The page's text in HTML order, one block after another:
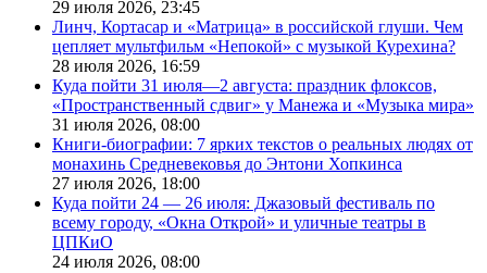
29 июля 2026, 23:45
Линч, Кортасар и «Матрица» в российской глуши. Чем
цепляет мультфильм «Непокой» с музыкой Курехина?
28 июля 2026, 16:59
Куда пойти 31 июля—2 августа: праздник флоксов,
«Пространственный сдвиг» у Манежа и «Музыка мира»
31 июля 2026, 08:00
Книги-биографии: 7 ярких текстов о реальных людях от
монахинь Средневековья до Энтони Хопкинса
27 июля 2026, 18:00
Куда пойти 24 — 26 июля: Джазовый фестиваль по
всему городу, «Окна Открой» и уличные театры в
ЦПКиО
24 июля 2026, 08:00